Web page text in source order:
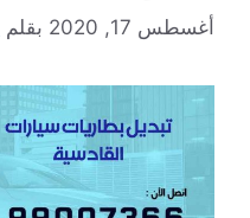
أغسطس 17, 2020 بقلم